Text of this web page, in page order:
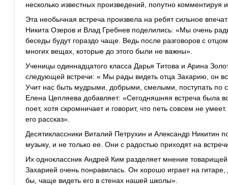
несколько известных произведений, попутно комментируя
Эта необычная встреча произвела на ребят сильное
Никита Озеров и Влад Гребнев поделились: «Мы очень
беседы будут гораздо чаще. Ведь после разговоров с
многих вещах, которые до этого были не важны».
Ученицы одиннадцатого класса Дарья Титова и Арина
следующей встречи: « Мы рады видеть отца Захарию, он
Учит нас быть мудрыми, добрыми, смелыми, поступать по
Елена Цепляева добавляет: «Сегодняшняя встреча была
поет, хотя скромничает и говорит, что петь совсем не
его рассказ».
Десятиклассники Виталий Петрухин и Александр Никитин
музыку, и не только ее. Они с радостью приходят на
Их одноклассник Андрей Ким разделяет мнение
Захарией очень понравилась. Он хорошо играет на
бы, чаще видеть его в стенах нашей школы».